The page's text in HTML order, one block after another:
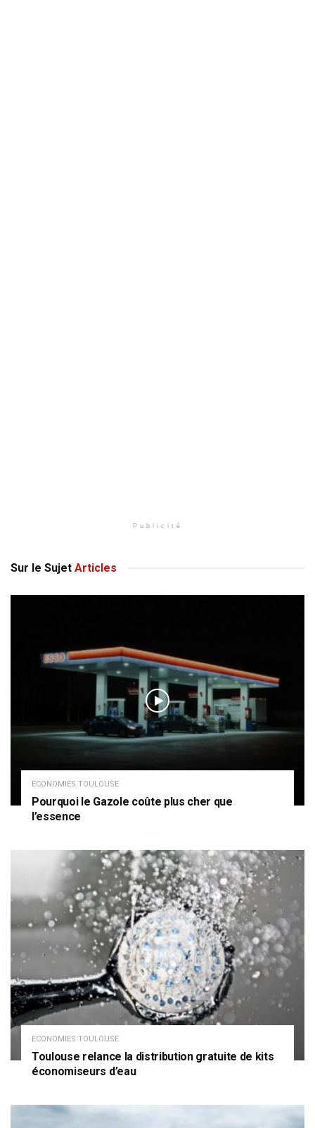
Publicité
Sur le Sujet Articles
ECONOMIES TOULOUSE
Pourquoi le Gazole coûte plus cher que
l’essence
ECONOMIES TOULOUSE
Toulouse relance la distribution gratuite de kits
économiseurs d’eau